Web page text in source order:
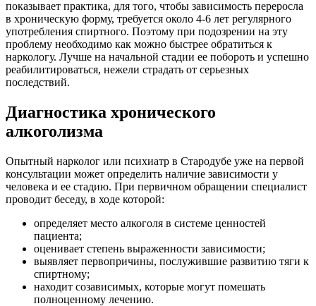
показывает практика, для того, чтобы зависимость переросла
в хроническую форму, требуется около 4-6 лет регулярного
употребления спиртного. Поэтому при подозрении на эту
проблему необходимо как можно быстрее обратиться к
наркологу. Лучше на начальной стадии ее побороть и успешно
реабилитироваться, нежели страдать от серьезных
последствий.
Диагностика хронического
алкоголизма
Опытный нарколог или психиатр в Стародубе уже на первой
консультации может определить наличие зависимости у
человека и ее стадию. При первичном обращении специалист
проводит беседу, в ходе которой:
определяет место алкоголя в системе ценностей
пациента;
оценивает степень выраженности зависимости;
выявляет первопричины, послужившие развитию тяги к
спиртному;
находит созависимых, которые могут помешать
полноценному лечению.